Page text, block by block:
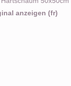
anzeigen (fr)